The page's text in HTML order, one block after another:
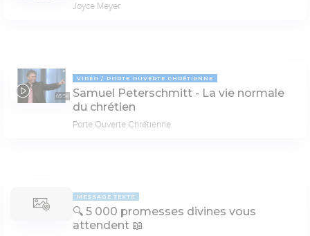
Joyce Meyer
65:58
VIDÉO PORTE OUVERTE CHRÉTIENNE
Samuel Peterschmitt - La vie normale
du chrétien
Porte Ouverte Chrétienne
MESSAGE TEXTE
🔍 5 000 promesses divines vous
attendent 📖